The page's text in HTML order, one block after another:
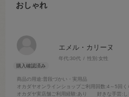
エメル・カリーヌ
年代:30代 性別:女性
商品の用途:普段づかい・実用品
オカダヤオンラインショップご利用回数:4～5回く
オカダヤ実店舗ご利用経験:あり 好きな手芸:し
おしゃれ